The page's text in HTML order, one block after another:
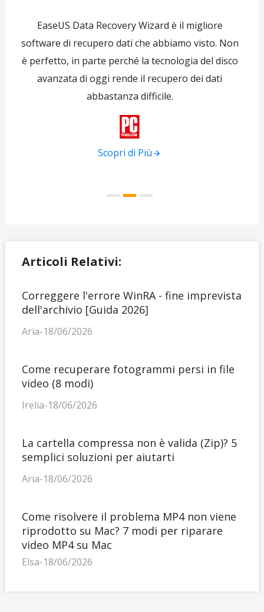
EaseUS Data Recovery Wizard è il migliore
software di recupero dati che abbiamo visto. Non
è perfetto, in parte perché la tecnologia del disco
avanzata di oggi rende il recupero dei dati
abbastanza difficile.

Scopri di Più
Articoli Relativi:
Correggere l'errore WinRA - fine imprevista
dell'archivio [Guida 2026]
Aria-18/06/2026
Come recuperare fotogrammi persi in file
video (8 modi)
Irelia-18/06/2026
La cartella compressa non è valida (Zip)? 5
semplici soluzioni per aiutarti
Aria-18/06/2026
Come risolvere il problema MP4 non viene
riprodotto su Mac? 7 modi per riparare
video MP4 su Mac
Elsa-18/06/2026